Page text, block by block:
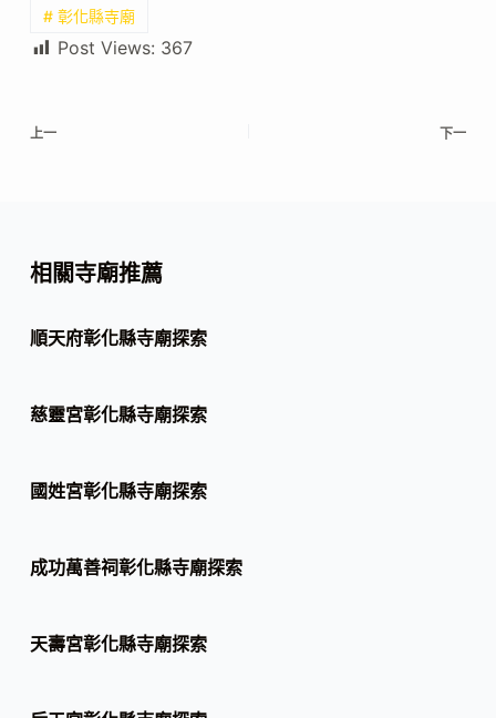
# 彰化縣寺廟
Post Views: 367
上一 下一
相關寺廟推薦
順天府彰化縣寺廟探索
慈靈宮彰化縣寺廟探索
國姓宮彰化縣寺廟探索
成功萬善祠彰化縣寺廟探索
天壽宮彰化縣寺廟探索